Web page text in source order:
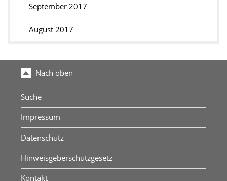
September 2017
August 2017
Nach oben
Suche
Impressum
Datenschutz
Hinweisgeberschutzgesetz
Kontakt